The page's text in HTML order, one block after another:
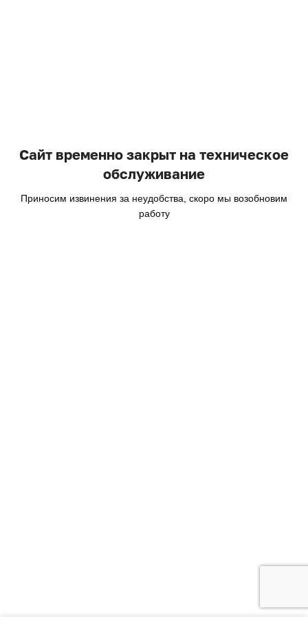
Сайт временно закрыт на техническое
обслуживание
Приносим извинения за неудобства, скоро мы возобновим
работу